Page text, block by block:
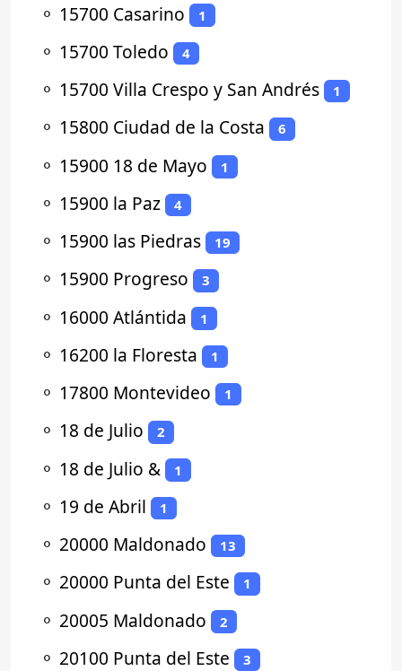
⚬ 15700 Casarino 1
⚬ 15700 Toledo 4
⚬ 15700 Villa Crespo y San Andrés 1
⚬ 15800 Ciudad de la Costa 6
⚬ 15900 18 de Mayo 1
⚬ 15900 la Paz 4
⚬ 15900 las Piedras 19
⚬ 15900 Progreso 3
⚬ 16000 Atlántida 1
⚬ 16200 la Floresta 1
⚬ 17800 Montevideo 1
⚬ 18 de Julio 2
⚬ 18 de Julio & 1
⚬ 19 de Abril 1
⚬ 20000 Maldonado 13
⚬ 20000 Punta del Este 1
⚬ 20005 Maldonado 2
⚬ 20100 Punta del Este 3